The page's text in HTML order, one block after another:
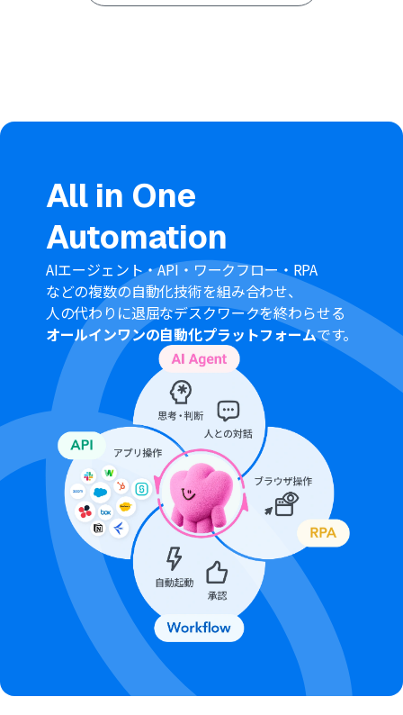
All in One
Automation
AIエージェント・API・ワークフロー・RPA
などの複数の自動化技術を組み合わせ、
人の代わりに退屈なデスクワークを終わらせる
オールインワンの自動化プラットフォームです。